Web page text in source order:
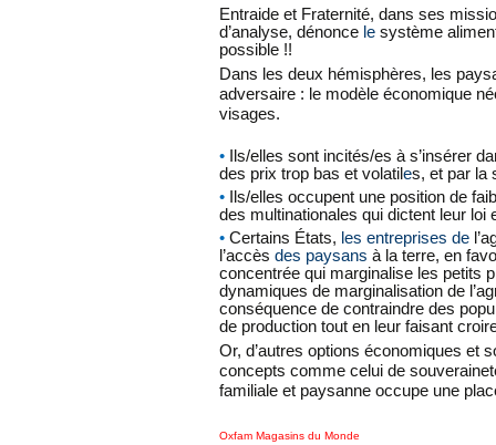
Entraide et Fraternité, dans ses
d’analyse, dénonce le système
possible !!
Dans les deux hémisphères, les
adversaire : le modèle économique
visages.
•
Ils/elles sont incités/es à s’insérer
des prix trop bas et volatiles, et par la
•
Ils/elles occupent une position de
des multinationales qui dictent leur loi
•Certains États, les entreprises de
l’accèsdes paysansà la terre, en
concentrée qui marginalise les petits
dynamiques de marginalisation de
conséquence de contraindre des
de production tout en leur faisant
Or, d’autres options économiques et
concepts comme celui de
familiale et paysanne occupe une
Oxfam Magasins du Monde